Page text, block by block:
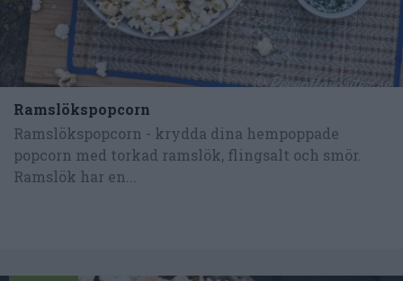
Ramslökspopcorn
Ramslökspopcorn - krydda dina hempoppade
popcorn med torkad ramslök, flingsalt och smör.
Ramslök har en...